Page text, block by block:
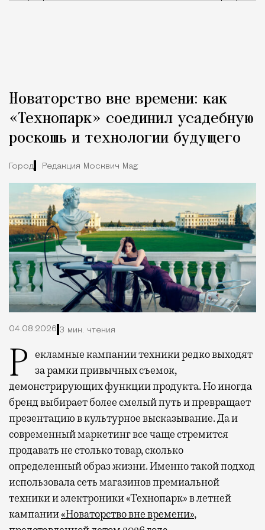
Новаторство вне времени: как
«Технопарк» соединил усадебную
роскошь и технологии будущего
Город Редакция Москвич Mag
04.08.2026 3 мин. чтения
Рекламные кампании техники редко выходят
за рамки привычных съемок,
демонстрирующих функции продукта. Но иногда
бренд выбирает более смелый путь и превращает
презентацию в культурное высказывание. Да и
современный маркетинг все чаще стремится
продавать не столько товар, сколько
определенный образ жизни. Именно такой подход
использовала сеть магазинов премиальной
техники и электроники «Технопарк» в летней
кампании«Новаторство вне времени»,